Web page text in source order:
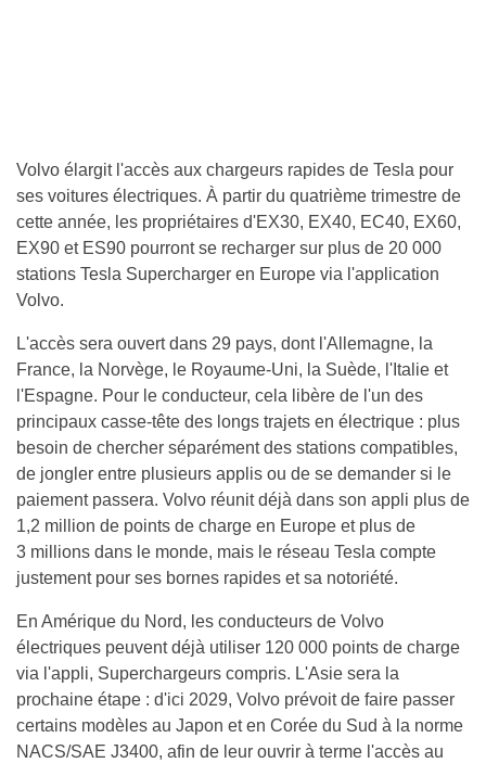
Volvo élargit l'accès aux chargeurs rapides de Tesla pour
ses voitures électriques. À partir du quatrième trimestre de
cette année, les propriétaires d'EX30, EX40, EC40, EX60,
EX90 et ES90 pourront se recharger sur plus de 20 000
stations Tesla Supercharger en Europe via l'application
Volvo.
L'accès sera ouvert dans 29 pays, dont l'Allemagne, la
France, la Norvège, le Royaume-Uni, la Suède, l'Italie et
l'Espagne. Pour le conducteur, cela libère de l'un des
principaux casse-tête des longs trajets en électrique : plus
besoin de chercher séparément des stations compatibles,
de jongler entre plusieurs applis ou de se demander si le
paiement passera. Volvo réunit déjà dans son appli plus de
1,2 million de points de charge en Europe et plus de
3 millions dans le monde, mais le réseau Tesla compte
justement pour ses bornes rapides et sa notoriété.
En Amérique du Nord, les conducteurs de Volvo
électriques peuvent déjà utiliser 120 000 points de charge
via l'appli, Superchargeurs compris. L'Asie sera la
prochaine étape : d'ici 2029, Volvo prévoit de faire passer
certains modèles au Japon et en Corée du Sud à la norme
NACS/SAE J3400, afin de leur ouvrir à terme l'accès au